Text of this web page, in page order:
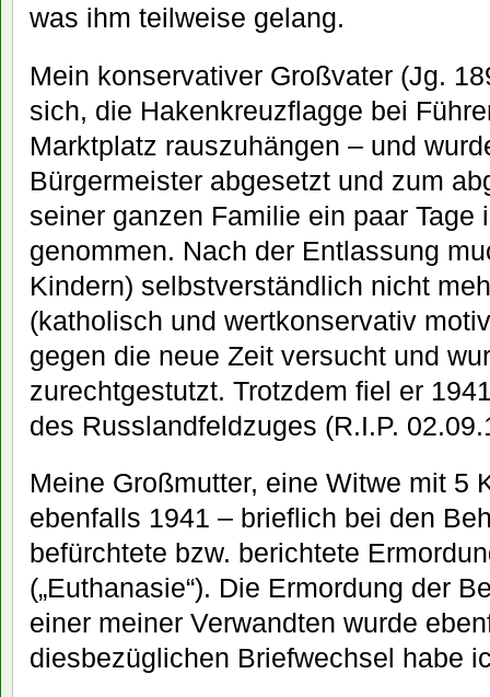
was ihm teilweise gelang.
Mein konservativer Großvater (Jg.
sich, die Hakenkreuzflagge bei
Marktplatz rauszuhängen – und
Bürgermeister abgesetzt und zum
seiner ganzen Familie ein paar Tage
genommen. Nach der Entlassung
Kindern) selbstverständlich nicht
(katholisch und wertkonservativ
gegen die neue Zeit versucht und
zurechtgestutzt. Trotzdem fiel er
des Russlandfeldzuges (R.I.P.
Meine Großmutter, eine Witwe mit 5
ebenfalls 1941 – brieflich bei den
befürchtete bzw. berichtete
(„Euthanasie“). Die Ermordung der
einer meiner Verwandten wurde
diesbezüglichen Briefwechsel habe